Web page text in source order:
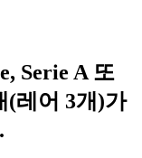
Serie A 또
(레어 3개)가